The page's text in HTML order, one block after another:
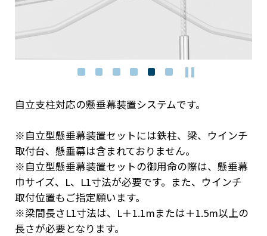
自立支柱対応の懸垂幕装置システムです。
※自立型懸垂幕装置セットには鉄柱、梁、ウインチ
取付台、懸垂幕は含まれておりません。
※自立型懸垂幕装置セットの御用命の際は、懸垂幕
巾サイズ、L、L1寸法が必要です。また、ウインチ
取付位置もご指定願います。
※梁間長さL1寸法は、L＋1.1mまたは＋1.5m以上の
長さが必要となります。